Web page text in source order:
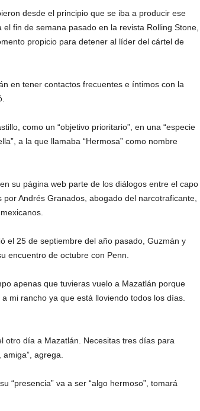
desde el principio que se iba a producir ese
fin de semana pasado en la revista Rolling Stone,
propicio para detener al líder del cártel de
en tener contactos frecuentes e íntimos con la
como un “objetivo prioritario”, en una “especie
a la que llamaba “Hermosa” como nombre
su página web parte de los diálogos entre el capo
Andrés Granados, abogado del narcotraficante,
el 25 de septiembre del año pasado, Guzmán y
encuentro de octubre con Penn.
apenas que tuvieras vuelo a Mazatlán porque
mi rancho ya que está lloviendo todos los días.
otro día a Mazatlán. Necesitas tres días para
agrega.
“presencia” va a ser “algo hermoso”, tomará